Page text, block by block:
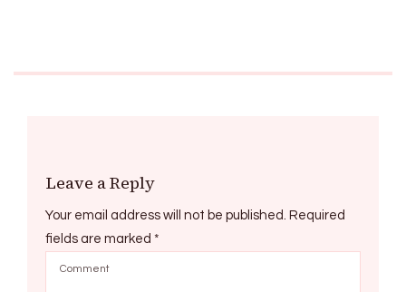
Leave a Reply
Your email address will not be published. Required
fields are marked *